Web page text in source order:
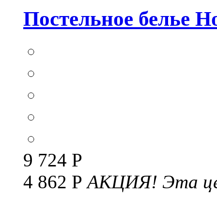
Постельное белье
9 724 Р
4 862 РАКЦИЯ! Эта